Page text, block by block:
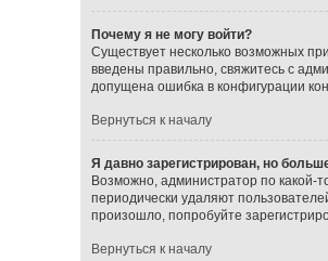
Почему я не могу войти?
Существует несколько возможных
введены правильно, свяжитесь с
допущена ошибка в конфигурации
Вернуться к началу
Я давно зарегистрирован, но
Возможно, администратор по какой-
периодически удаляют
произошло, попробуйте
Вернуться к началу